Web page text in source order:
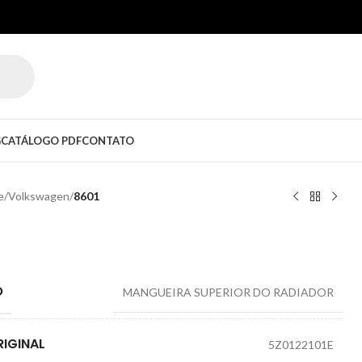
CATÁLOGO PDFCONTATO
/Volkswagen/8601
MANGUEIRA SUPERIOR DO RADIADOR
5Z0122101E